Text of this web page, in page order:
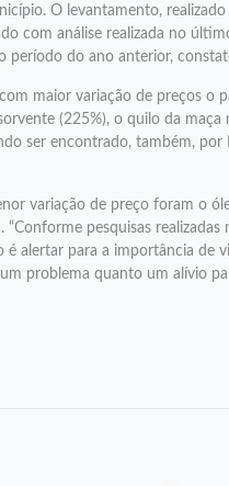
O levantamento,
com análise realizada no
período do ano anterior,
maior variação de preços o
(225%), o quilo da
ser encontrado, também,
variação de preço foram o
“Conforme pesquisas
é alertar para a importância de
problema quanto um alívio